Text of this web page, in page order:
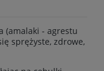
(amalaki - agrestu
sprężyste, zdrowe,